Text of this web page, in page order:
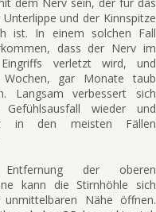
und der Kinnspitze
ist. In einem solchen Fall
dass der Nerv im
verletzt wird, und
gar Monate taub
Langsam verbessert sich
wieder und
in den meisten Fällen
der oberen
kann die Stirnhöhle sich
Nähe öffnen.